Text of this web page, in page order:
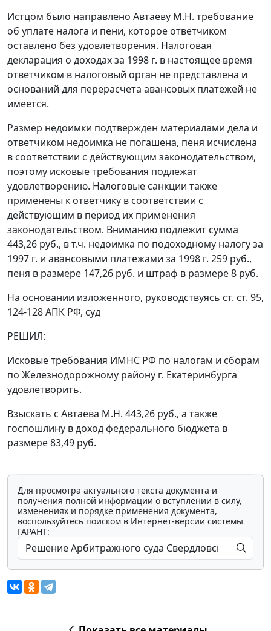
Истцом было направлено Автаеву М.Н. требование
об уплате налога и пени, которое ответчиком
оставлено без удовлетворения. Налоговая
декларация о доходах за 1998 г. в настоящее время
ответчиком в налоговый орган не представлена и
оснований для перерасчета авансовых платежей не
имеется.
Размер недоимки подтвержден материалами дела и
ответчиком недоимка не погашена, пеня исчислена
в соответствии с действующим законодательством,
поэтому исковые требования подлежат
удовлетворению. Налоговые санкции также
применены к ответчику в соответствии с
действующим в период их применения
законодательством. Вниманию подлежит сумма
443,26 руб., в т.ч. недоимка по подоходному налогу за
1997 г. и авансовыми платежами за 1998 г. 259 руб.,
пеня в размере 147,26 руб. и штраф в размере 8 руб.
На основании изложенного, руководствуясь ст. ст. 95,
124-128АПК РФ, суд
РЕШИЛ:
Исковые требования ИМНС РФ по налогам и сборам
по Железнодорожному району г. Екатеринбурга
удовлетворить.
Взыскать с Автаева М.Н. 443,26 руб., а также
госпошлину в доход федерального бюджета в
размере 83,49 руб.
Для просмотра актуального текста документа и
получения полной информации о вступлении в силу,
изменениях и порядке применения документа,
воспользуйтесь поиском в Интернет-версии системы
ГАРАНТ: